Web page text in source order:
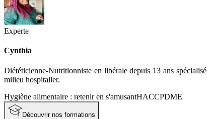
Experte
Cynthia
Diététicienne-Nutritionniste en libérale depuis 13 ans
milieu hospitalier.
Hygiène alimentaire : retenir en s'amusantHACCPDME
Découvrir nos formations